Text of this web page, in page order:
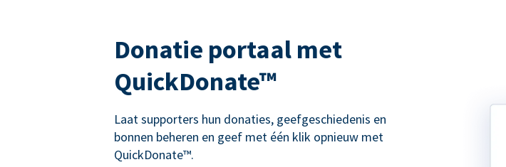
Donatie portaal met
QuickDonate™
Laat supporters hun donaties, geefgeschiedenis en
bonnen beheren en geef met één klik opnieuw met
QuickDonate™.